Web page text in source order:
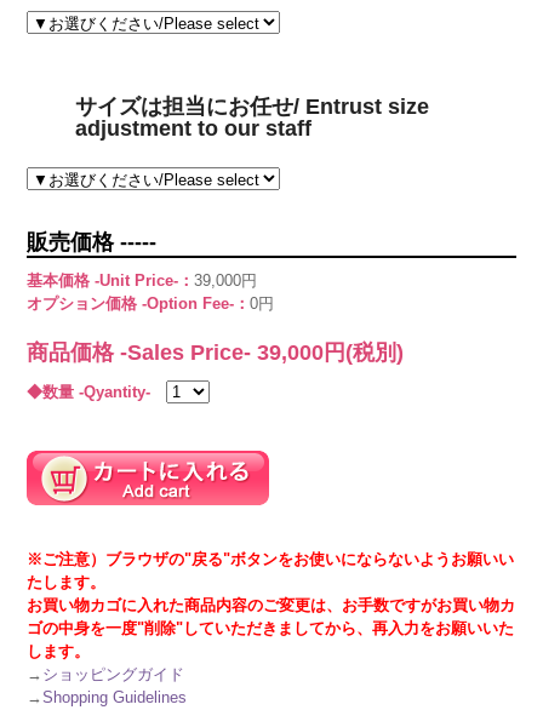
サイズは担当にお任せ/ Entrust size
adjustment to our staff
販売価格 -----
基本価格 -Unit Price-：39,000円
オプション価格 -Option Fee-：0円
商品価格 -Sales Price-39,000 円(税別)
◆数量 -Qyantity-
※ご注意）ブラウザの"戻る"ボタンをお使いにならないようお願いい
たします。
お買い物カゴに入れた商品内容のご変更は、お手数ですがお買い物カ
ゴの中身を一度"削除"していただきましてから、再入力をお願いいた
します。
→ ショッピングガイド
→Shopping Guidelines